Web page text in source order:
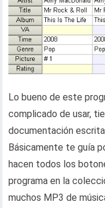
Lo bueno de este
complicado de usar,
documentación
Básicamente te guía
hacen todos los
programa en la
muchos MP3 de